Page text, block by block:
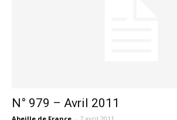
N° 979 – Avril 2011